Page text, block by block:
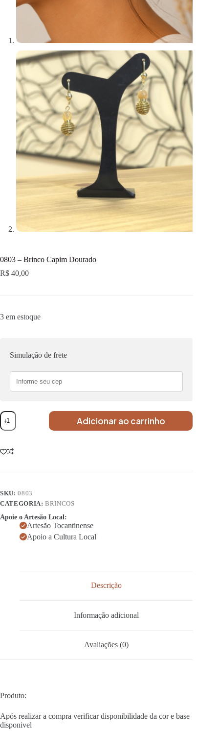
0803 – Brinco Capim Dourado
R$ 40,00
3 em estoque
Simulação de frete
Adicionar ao carrinho
SKU:0803
CATEGORIA:BRINCOS
Apoie o Artesão Local:
Artesão Tocantinense
Apoio a Cultura Local
Descrição
Informação adicional
Avaliações (0)
Produto:
Após realizar a compra verificar disponibilidade da cor e base
disponivel